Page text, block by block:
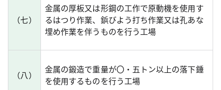
（七）
金属の厚板又は形鋼の工作で原動機を使用す
るはつり作業、鋲びよう打ち作業又は孔あな
埋め作業を伴うものを行う工場
（八）
金属の鍛造で重量が〇・五トン以上の落下錘
を使用するものを行う工場